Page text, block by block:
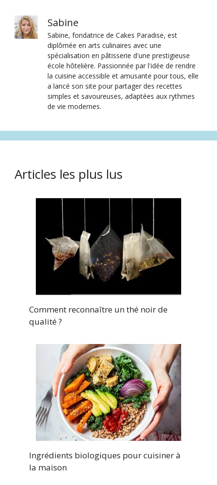
Sabine
Sabine, fondatrice de Cakes Paradise, est
diplômée en arts culinaires avec une
spécialisation en pâtisserie d'une prestigieuse
école hôtelière. Passionnée par l'idée de rendre
la cuisine accessible et amusante pour tous, elle
a lancé son site pour partager des recettes
simples et savoureuses, adaptées aux rythmes
de vie modernes.
Articles les plus lus
Comment reconnaître un thé noir de
qualité ?
Ingrédients biologiques pour cuisiner à
la maison